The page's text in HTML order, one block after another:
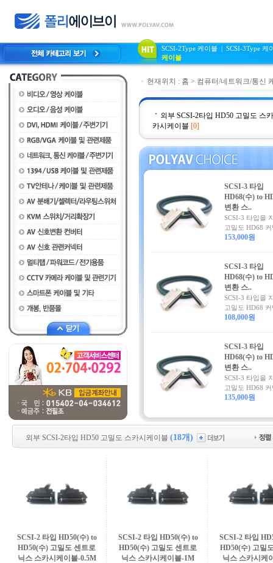
SCSI-2Type 케이블 | SCSI-3Type 케
케이블
현재위치 : 홈 > 컴퓨터/네트워크/통신
외부 SCSI-2타입 HD50 고밀도 스
카시케이블 [0]
SCSI-3 타입
HD68(수) to
변환 스..
SCSI-3 타입을
고밀도 HD68 커
153,000원
SCSI-3 타입
HD68(수) to
변환 스..
SCSI-3 타입을
고밀도 HD68 커
108,000원
SCSI-3 타입
HD68(수) to
변환 스..
SCSI-3 타입을
고밀도 HD68 커
135,000원
외부 SCSI-2타입 HD50 고밀도 스카시케이블 (18개)
SCSI-2 타입 HD50(수) to
HD50(수) 고밀도 센트로
닉스 스카시케이블-0.5M
SCSI-2 타입 HD50(수) to
HD50(수) 고밀도 센트로
닉스 스카시케이블-1M
SCSI-2 타입
HD50(수) 고밀
닉스 스카시케